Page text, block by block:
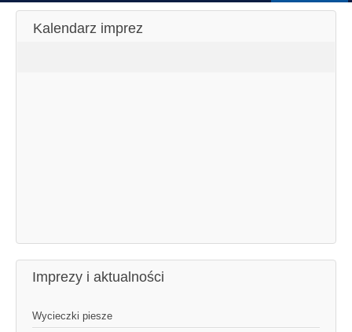
Kalendarz imprez
Imprezy i aktualności
Wycieczki piesze